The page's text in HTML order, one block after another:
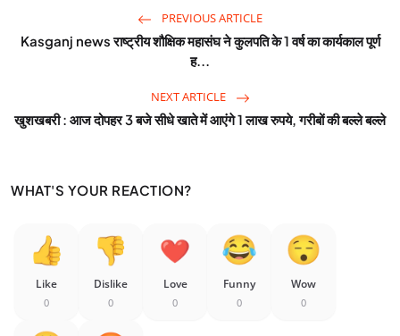
PREVIOUS ARTICLE
Kasganj news राष्ट्रीय शौक्षिक महासंघ ने कुलपति के 1 वर्ष का कार्यकाल पूर्ण
ह...
NEXT ARTICLE
खुशखबरी : आज दोपहर 3 बजे सीधे खाते में आएंगे 1 लाख रुपये, गरीबों की बल्ले बल्ले
WHAT'S YOUR REACTION?
Like
0
Dislike
0
Love
0
Funny
0
Wow
0